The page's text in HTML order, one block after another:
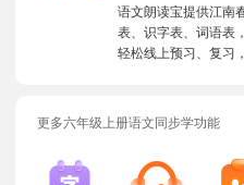
语文朗读宝提供江南
表、识字表、词语表
轻松线上预习、复习
更多六年级上册语文同步学功能